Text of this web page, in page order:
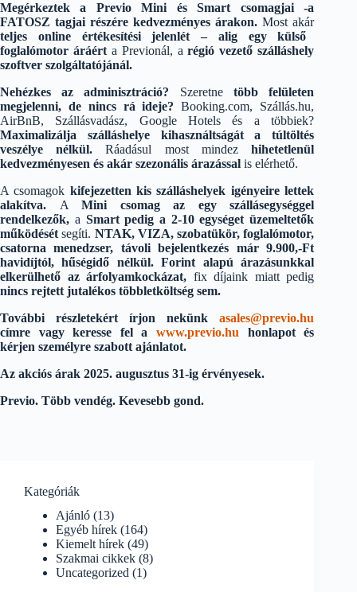
Megérkeztek a Previo Mini és Smart csomagjai -a
FATOSZ tagjai részére kedvezményes árakon. Most akár
teljes online értékesítési jelenlét – alig egy külső
foglalómotor áráért a Previonál, a régió vezető szálláshely
szoftver szolgáltatójánál.
Nehézkes az adminisztráció? Szeretne több felületen
megjelenni, de nincs rá ideje? Booking.com, Szállás.hu,
AirBnB, Szállásvadász, Google Hotels és a többiek?
Maximalizálja szálláshelye kihasználtságát a túltöltés
veszélye nélkül. Ráadásul most mindezhihetetlenül
kedvezményesen és akár szezonális árazással is elérhető.
A csomagok kifejezetten kis szálláshelyek igényeire lettek
alakítva. AMini csomag az egy szállásegységgel
rendelkezők, a Smart pedig a 2-10 egységet üzemeltetők
működését segíti. NTAK, VIZA, szobatükör, foglalómotor,
csatorna menedzser, távoli bejelentkezés már 9.900,-Ft
havidíjtól, hűségidő nélkül. Forint alapú árazásunkkal
elkerülhető az árfolyamkockázat, fix díjaink miatt pedig
nincs rejtett jutalékos többletköltség sem.
További részletekért írjon nekünkasales@previo.hu
címre vagy keresse fel awww.previo.hu honlapot és
kérjen személyre szabott ajánlatot.
Az akciós árak 2025. augusztus 31-ig érvényesek.
Previo. Több vendég. Kevesebb gond.
Kategóriák
Ajánló (13)
Egyéb hírek (164)
Kiemelt hírek (49)
Szakmai cikkek (8)
Uncategorized (1)